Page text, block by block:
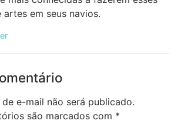
em seus navios.
e-mail não será publicado.
são marcados com *